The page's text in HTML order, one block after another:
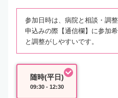
参加日時は、病院と相談・調整
申込みの際【通信欄】に参加
と調整がしやすいです。
随時(平日)
09:30 - 12:30